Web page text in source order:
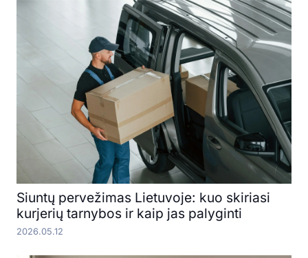
Siuntų pervežimas Lietuvoje: kuo skiriasi
kurjerių tarnybos ir kaip jas palyginti
2026.05.12